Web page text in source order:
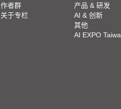
作者群
关于专栏
产品 & 研发
AI & 创新
其他
AI EXPO